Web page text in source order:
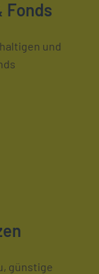
Fonds
und
günstige